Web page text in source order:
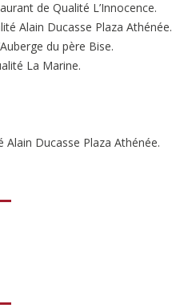
de Qualité L’Innocence.
Alain Ducasse Plaza Athénée.
du père Bise.
La Marine.
Ducasse Plaza Athénée.